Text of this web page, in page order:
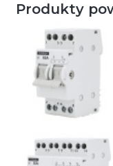
Produkty